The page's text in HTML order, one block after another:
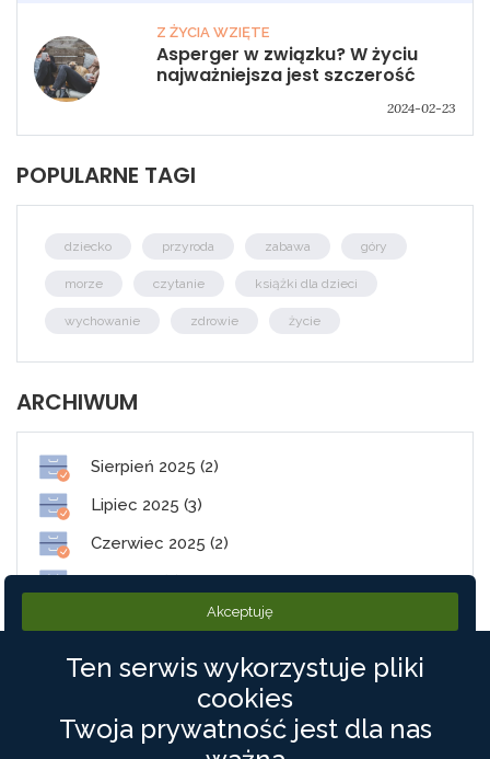
Z ŻYCIA WZIĘTE
Asperger w związku? W życiu
najważniejsza jest szczerość
2024-02-23
POPULARNE TAGI
dziecko przyroda zabawa góry
morze czytanie książki dla dzieci
wychowanie zdrowie życie
ARCHIWUM
Sierpień 2025 (2)
Lipiec 2025 (3)
Czerwiec 2025 (2)
Maj 2025 (1)
Styczeń 2025 (2)
PolneDrogi.pl
Akceptuję
Ten serwis wykorzystuje pliki
cookies
Twoja prywatność jest dla nas